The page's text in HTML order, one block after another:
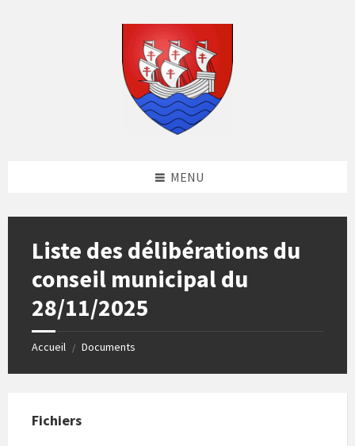
MENU
Liste des délibérations du
conseil municipal du
28/11/2025
Accueil / Documents
Fichiers